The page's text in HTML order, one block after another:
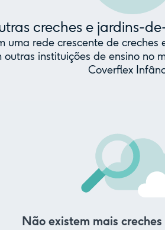
creches e jardins-
uma rede crescente de
outras instituições de ensino no
Coverflex
Não existem mais